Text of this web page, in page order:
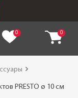
0 0
PRESTO ø 10 см